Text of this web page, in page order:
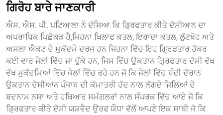
ਗਿਰੋਹ ਬਾਰੇ ਜਾਣਕਾਰੀ
ਐਸ. ਐਸ. ਪੀ. ਪਟਿਆਲਾ ਨੇ ਦੱਸਿਆ ਕਿ ਗ੍ਰਿਫਤਾਰ ਕੀਤੇ ਦੋਸੀਆਨ ਦਾ
ਅਪਰਾਧਿਕ ਪਿਛੋਕੜ ਹੈ,ਜਿਹਨਾ ਖਿਲਾਫ ਕਤਲ, ਇਰਾਦਾ ਕਤਲ, ਲੁੱਟਖੋਹ ਅਤੇ
ਅਸਲਾ ਐਕਟ ਦੇ ਮੁਕੱਦਮੇ ਦਰਜ ਹਨ ਜਿਹਨਾ ਵਿੱਚ ਇਹ ਗ੍ਰਿਫਤਾਰ ਹੋਕਰ
ਕਈ ਵਾਰ ਜੇਲਾਂ ਵਿੱਚ ਜਾ ਚੁੱਕੇ ਹਨ, ਜਿਸ ਵਿੱਚ ਉਕਤਾਨ ਗ੍ਰਿਫਤਾਰ ਦੋਸੀ ਵੱਖ
ਵੱਖ ਮੁਕੱਦਮਿਆਂ ਵਿੱਚ ਜੇਲਾਂ ਵਿੱਚ ਰਹੇ ਹਨ ਜੋ ਕਿ ਜੇਲਾਂ ਵਿੱਚ ਬੰਦੀ ਦੋਰਾਨ
ਉਕਤਾਨ ਦੋਸੀਆਨ ਪੰਜਾਬ ਦੀ ਕੋਮਾਤਰੀ ਹੱਦ ਨਾਲ ਲੱਗਦੇ ਜਿਲਿਆਂ ਦੇ
ਬਦਨਾਮ ਨਸ਼ਾ ਅਤੇ ਹਥਿਆਰ ਸਮੱਗਲਰਾਂ ਨਾਲ ਸੰਪਰਕ ਵਿੱਚ ਆਏ ਜੋ ਕਿ
ਗ੍ਰਿਫਤਾਰ ਕੀਤੇ ਦੋਸੀ ਯਸ਼ਵੈਦ ਉਰਫ ਯੌਧਾ ਵੱਲੋਂ ਆਪਣੇ ਇਕ ਸਾਥੀ ਜੋ ਕਿ